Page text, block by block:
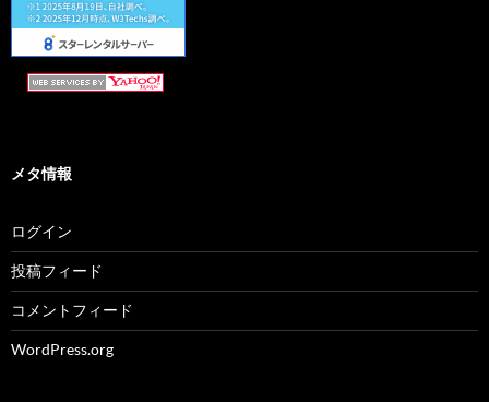
メタ情報
ログイン
投稿フィード
コメントフィード
WordPress.org